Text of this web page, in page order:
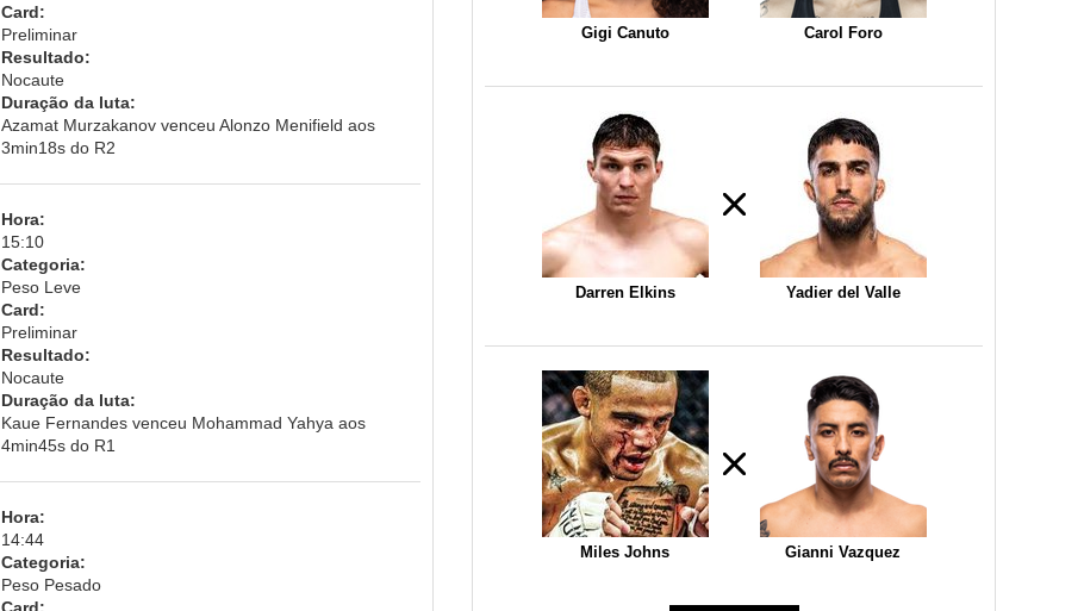
Card:
Preliminar
Resultado:
Nocaute
Duração da luta:
Azamat Murzakanov venceu Alonzo Menifield aos
3min18s do R2
Hora:
15:10
Categoria:
Peso Leve
Card:
Preliminar
Resultado:
Nocaute
Duração da luta:
Kaue Fernandes venceu Mohammad Yahya aos
4min45s do R1
Hora:
14:44
Categoria:
Peso Pesado
Card:
Gigi Canuto Carol Foro
Darren Elkins Yadier del Valle
Miles Johns Gianni Vazquez